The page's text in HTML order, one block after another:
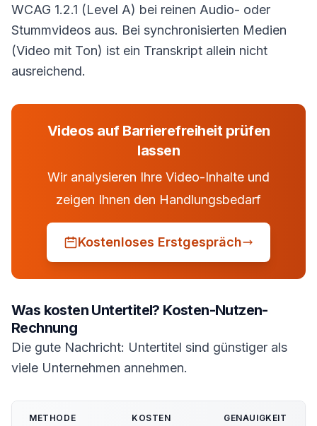
WCAG 1.2.1 (Level A) bei reinen Audio- oder
Stummvideos aus. Bei synchronisierten Medien
(Video mit Ton) ist ein Transkript allein nicht
ausreichend.
Videos auf Barrierefreiheit prüfen
lassen
Wir analysieren Ihre Video-Inhalte und
zeigen Ihnen den Handlungsbedarf
Kostenloses Erstgespräch
Was kosten Untertitel? Kosten-Nutzen-
Rechnung
Die gute Nachricht: Untertitel sind günstiger als
viele Unternehmen annehmen.
METHODE KOSTEN GENAUIGKEIT